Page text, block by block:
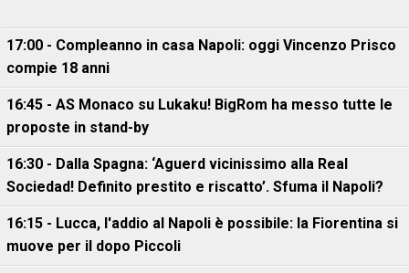
17:00 - Compleanno in casa Napoli: oggi Vincenzo Prisco
compie 18 anni
16:45 - AS Monaco su Lukaku! BigRom ha messo tutte le
proposte in stand-by
16:30 - Dalla Spagna: ‘Aguerd vicinissimo alla Real
Sociedad! Definito prestito e riscatto’. Sfuma il Napoli?
16:15 - Lucca, l'addio al Napoli è possibile: la Fiorentina si
muove per il dopo Piccoli